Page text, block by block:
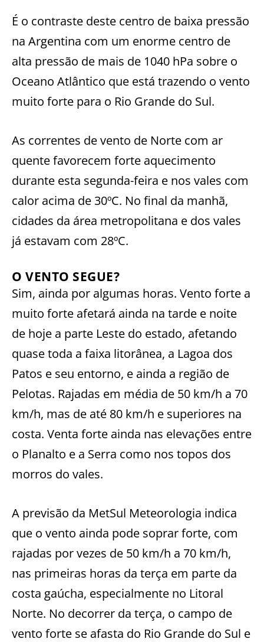
É o contraste deste centro de baixa pressão
na Argentina com um enorme centro de
alta pressão de mais de 1040 hPa sobre o
Oceano Atlântico que está trazendo o vento
muito forte para o Rio Grande do Sul.
As correntes de vento de Norte com ar
quente favorecem forte aquecimento
durante esta segunda-feira e nos vales com
calor acima de 30ºC. No final da manhã,
cidades da área metropolitana e dos vales
já estavam com 28ºC.
O VENTO SEGUE?
Sim, ainda por algumas horas. Vento forte a
muito forte afetará ainda na tarde e noite
de hoje a parte Leste do estado, afetando
quase toda a faixa litorânea, a Lagoa dos
Patos e seu entorno, e ainda a região de
Pelotas. Rajadas em média de 50 km/h a 70
km/h, mas de até 80 km/h e superiores na
costa. Venta forte ainda nas elevações entre
o Planalto e a Serra como nos topos dos
morros do vales.
A previsão da MetSul Meteorologia indica
que o vento ainda pode soprar forte, com
rajadas por vezes de 50 km/h a 70 km/h,
nas primeiras horas da terça em parte da
costa gaúcha, especialmente no Litoral
Norte. No decorrer da terça, o campo de
vento forte se afasta do Rio Grande do Sul e